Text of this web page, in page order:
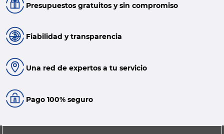
Presupuestos gratuitos y sin compromiso
Fiabilidad y transparencia
Una red de expertos a tu servicio
Pago 100% seguro